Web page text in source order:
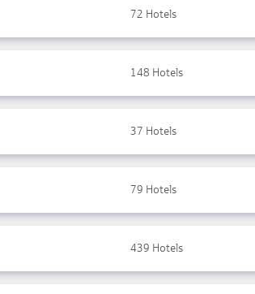
72 Hotels
148 Hotels
37 Hotels
79 Hotels
439 Hotels